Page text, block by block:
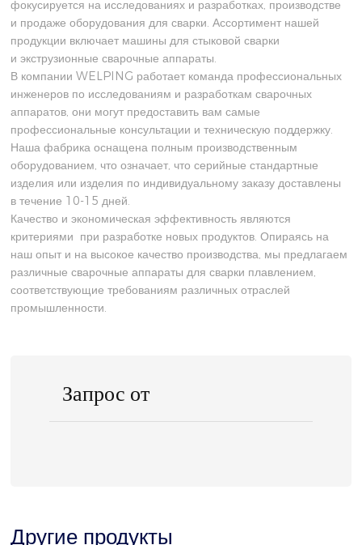
фокусируется на исследованиях и разработках, производстве
и продаже оборудования для сварки. Ассортимент нашей
продукции включает машины для стыковой сварки
и экструзионные сварочные аппараты.
В компании WELPING работает команда профессиональных
инженеров по исследованиям и разработкам сварочных
аппаратов, они могут предоставить вам самые
профессиональные консультации и техническую поддержку.
Наша фабрика оснащена полным производственным
оборудованием, что означает, что серийные стандартные
изделия или изделия по индивидуальному заказу доставлены
в течение 10-15 дней.
Качество и экономическая эффективность являются
критериями при разработке новых продуктов. Опираясь на
наш опыт и на высокое качество производства, мы предлагаем
различные сварочные аппараты для сварки плавлением,
соответствующие требованиям различных отраслей
промышленности.
Запрос от
Другие продукты